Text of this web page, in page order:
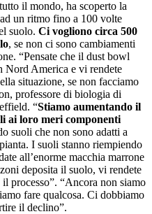
il mondo, ha scoperto la
un ritmo fino a 100 volte
suolo. Ci vogliono circa 500
, se non ci sono cambiamenti
“Pensate che il dust bowl
Nord America e vi rendete
situazione, se non facciamo
professore di biologia di
“Stiamo aumentando il
ai loro meri componenti
suoli che non sono adatti a
I suoli stanno riempiendo
all’enorme macchia marrone
deposita il suolo, vi rendete
processo”. “Ancora non siamo
fare qualcosa. Ci dobbiamo
il declino”.